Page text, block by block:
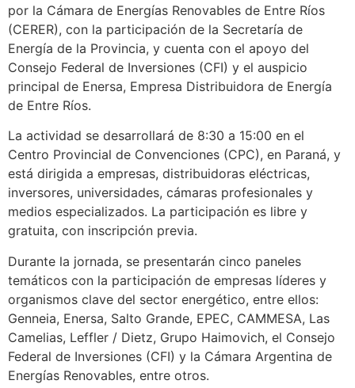
por la Cámara de Energías Renovables de Entre Ríos
(CERER), con la participación de la Secretaría de
Energía de la Provincia, y cuenta con el apoyo del
Consejo Federal de Inversiones (CFI) y el auspicio
principal de Enersa, Empresa Distribuidora de Energía
de Entre Ríos.
La actividad se desarrollará de 8:30 a 15:00 en el
Centro Provincial de Convenciones (CPC), en Paraná, y
está dirigida a empresas, distribuidoras eléctricas,
inversores, universidades, cámaras profesionales y
medios especializados. La participación es libre y
gratuita, con inscripción previa.
Durante la jornada, se presentarán cinco paneles
temáticos con la participación de empresas líderes y
organismos clave del sector energético, entre ellos:
Genneia, Enersa, Salto Grande, EPEC, CAMMESA, Las
Camelias, Leffler / Dietz, Grupo Haimovich, el Consejo
Federal de Inversiones (CFI) y la Cámara Argentina de
Energías Renovables, entre otros.